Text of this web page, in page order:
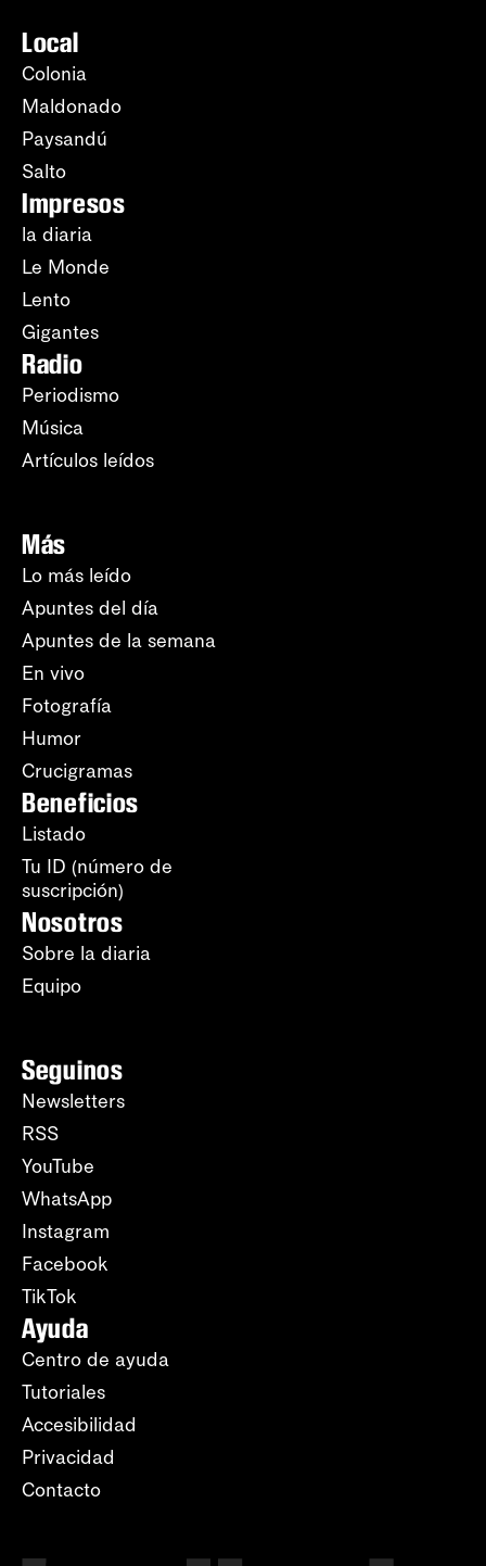
Local
Colonia
Maldonado
Paysandú
Salto
Impresos
la diaria
Le Monde
Lento
Gigantes
Radio
Periodismo
Música
Artículos leídos
Más
Lo más leído
Apuntes del día
Apuntes de la semana
En vivo
Fotografía
Humor
Crucigramas
Beneficios
Listado
Tu ID (número de
suscripción)
Nosotros
Sobre la diaria
Equipo
Seguinos
Newsletters
RSS
YouTube
WhatsApp
Instagram
Facebook
TikTok
Ayuda
Centro de ayuda
Tutoriales
Accesibilidad
Privacidad
Contacto